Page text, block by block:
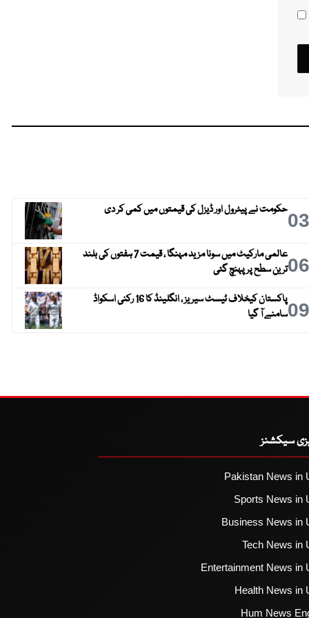
03حکومت نے پیٹرول اور ڈیزل کی قیمتوں میں کمی کر دی
06
عالمی مارکیٹ میں سونا مزید مہنگا ، قیمت 7 ہفتوں کی بلند
ترین سطح پر پہنچ گئی
09
پاکستان کیخلاف ٹیسٹ سیریز ، انگلینڈ کا 16 رکنی اسکواڈ
سامنے آ گیا
سیکشنز
Pakistan News in
Sports News in
Business News in
Tech News in
Entertainment News in
Health News in
Hum News